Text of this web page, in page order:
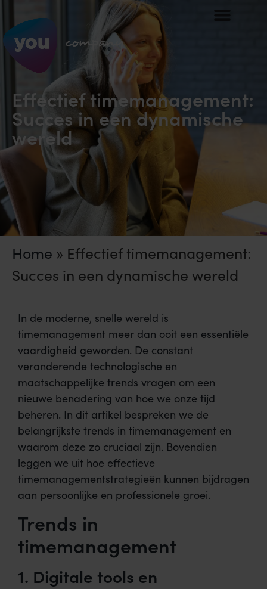
Effectief timemanagement:
Succes in een dynamische
wereld
Home » Effectief timemanagement:
Succes in een dynamische wereld
In de moderne, snelle wereld is
timemanagement meer dan ooit een essentiële
vaardigheid geworden. De constant
veranderende technologische en
maatschappelijke trends vragen om een
nieuwe benadering van hoe we onze tijd
beheren. In dit artikel bespreken we de
belangrijkste trends in timemanagement en
waarom deze zo cruciaal zijn. Bovendien
leggen we uit hoe effectieve
timemanagementstrategieën kunnen bijdragen
aan persoonlijke en professionele groei.
Trends in
timemanagement
1. Digitale tools en